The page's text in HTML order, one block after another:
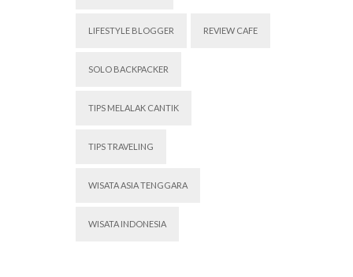
LIFESTYLE BLOGGER REVIEW CAFE
SOLO BACKPACKER
TIPS MELALAK CANTIK
TIPS TRAVELING
WISATA ASIA TENGGARA
WISATA INDONESIA